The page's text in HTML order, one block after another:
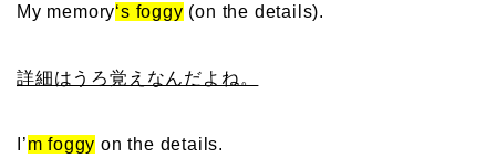
My memory‘s foggy (on the details).
詳細はうろ覚えなんだよね。
I’m foggy on the details.